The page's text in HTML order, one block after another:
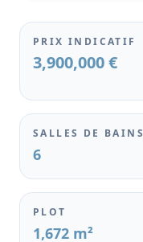
PRIX INDICATIF
3,900,000 €
SALLES DE BAINS
6
PLOT
1,672 m²